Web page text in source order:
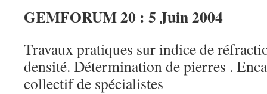
GEMFORUM 20 : 5 Juin 2004
Travaux pratiques sur indice de
densité. Détermination de pierres .
collectif de spécialistes